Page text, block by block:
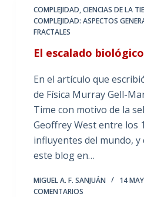
COMPLEJIDAD, CIENCIAS DE LA
COMPLEJIDAD: ASPECTOS
FRACTALES
El escalado biológico
En el artículo que
de Física Murray Gell-
Time con motivo de la
Geoffrey West entre los
influyentes del mundo, y
este blog en…
MIGUEL A. F. SANJUÁN 14
COMENTARIOS